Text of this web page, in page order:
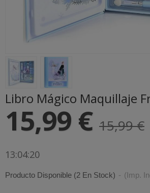
Libro Mágico Maquillaje
15,99 € 15,99 €
13:04:19
Producto Disponible (2 En Stock) - (Imp.